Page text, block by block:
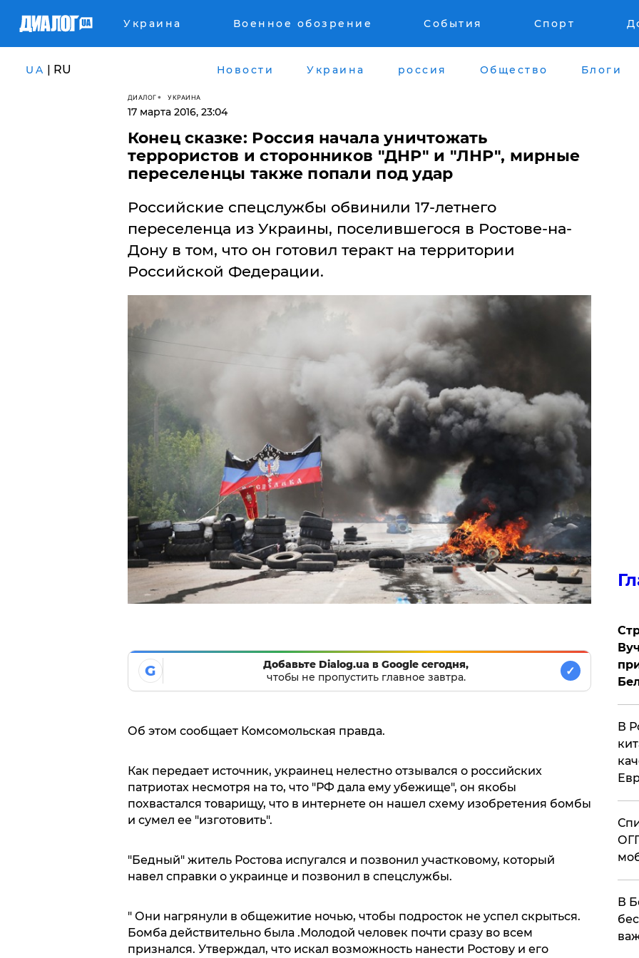
Украина Военное обозрение События Спорт
UA | RU Новости Украина россия Общество Блоги
ДИАЛОГ УКРАИНА
17 марта 2016, 23:04
Конец сказке: Россия начала уничтожать
террористов и сторонников "ДНР" и "ЛНР", мирные
переселенцы также попали под удар
Российские спецслужбы обвинили 17-летнего
переселенца из Украины, поселившегося в Ростове-на-
Дону в том, что он готовил теракт на территории
Российской Федерации.
G
Добавьте Dialog.ua в Google сегодня,
чтобы не пропустить главное завтра.
✓
Об этом сообщает Комсомольская правда.
Как передает источник, украинец нелестно отзывался о российских
патриотах несмотря на то, что "РФ дала ему убежище", он якобы
похвастался товарищу, что в интернете он нашел схему изобретения бомбы
и сумел ее "изготовить".
"Бедный" житель Ростова испугался и позвонил участковому, который
навел справки о украинце и позвонил в спецслужбы.
" Они нагрянули в общежитие ночью, чтобы подросток не успел скрыться.
Бомба действительно была .Молодой человек почти сразу во всем
признался. Утверждал, что искал возможность нанести Ростову и его
В
В